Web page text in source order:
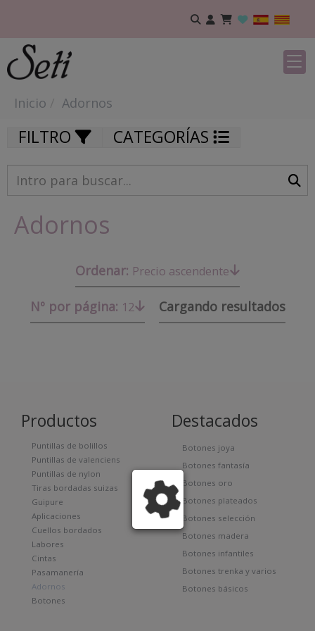
Inicio Adornos
FILTRO CATEGORÍAS
Adornos
Ordenar: Precio ascendente
Nº por página: 12 Cargando resultados
Productos
Puntillas de bolillos
Puntillas de valenciens
Puntillas de nylon
Tiras bordadas suizas
Guipure
Aplicaciones
Cuellos bordados
Labores
Cintas
Pasamanería
Adornos
Botones
Destacados
Botones joya
Botones fantasía
Botones oro
Botones plateados
Botones selección
Botones madera
Botones infantiles
Botones trenka y varios
Botones básicos